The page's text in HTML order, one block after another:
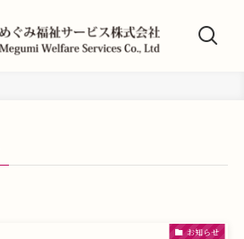
お知らせ